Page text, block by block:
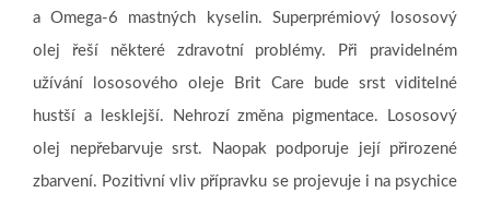
a Omega-6 mastných kyselin. Superprémiový lososový
olej řeší některé zdravotní problémy. Při pravidelném
užívání lososového oleje Brit Care bude srst viditelné
hustší a lesklejší. Nehrozí změna pigmentace. Lososový
olej nepřebarvuje srst. Naopak podporuje její přirozené
zbarvení. Pozitivní vliv přípravku se projevuje i na psychice